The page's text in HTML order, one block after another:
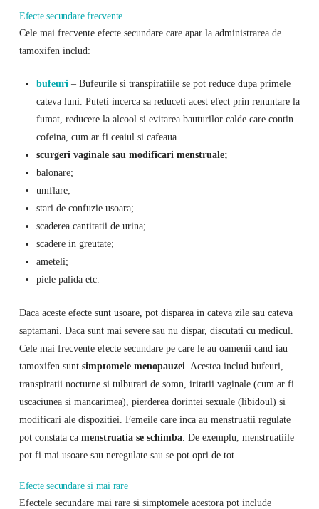
Efecte secundare frecvente
Cele mai frecvente efecte secundare care apar la administrarea de
tamoxifen includ:
bufeuri – Bufeurile si transpiratiile se pot reduce dupa primele
cateva luni. Puteti incerca sa reduceti acest efect prin renuntare la
fumat, reducere la alcool si evitarea bauturilor calde care contin
cofeina, cum ar fi ceaiul si cafeaua.
scurgeri vaginale sau modificari menstruale;
balonare;
umflare;
stari de confuzie usoara;
scaderea cantitatii de urina;
scadere in greutate;
ameteli;
piele palida etc.
Daca aceste efecte sunt usoare, pot disparea in cateva zile sau cateva
saptamani. Daca sunt mai severe sau nu dispar, discutati cu medicul.
Cele mai frecvente efecte secundare pe care le au oamenii cand iau
tamoxifen sunt simptomele menopauzei . Acestea includ bufeuri,
transpiratii nocturne si tulburari de somn, iritatii vaginale (cum ar fi
uscaciunea si mancarimea), pierderea dorintei sexuale (libidoul) si
modificari ale dispozitiei. Femeile care inca au menstruatii regulate
pot constata ca menstruatia se schimba. De exemplu, menstruatiile
pot fi mai usoare sau neregulate sau se pot opri de tot.
Efecte secundare si mai rare
Efectele secundare mai rare si simptomele acestora pot include